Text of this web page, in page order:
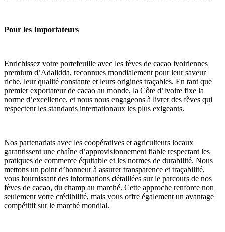
Pour les Importateurs
Enrichissez votre portefeuille avec les fèves de cacao ivoiriennes
premium d’Adalidda, reconnues mondialement pour leur saveur
riche, leur qualité constante et leurs origines traçables. En tant que
premier exportateur de cacao au monde, la Côte d’Ivoire fixe la
norme d’excellence, et nous nous engageons à livrer des fèves qui
respectent les standards internationaux les plus exigeants.
Nos partenariats avec les coopératives et agriculteurs locaux
garantissent une chaîne d’approvisionnement fiable respectant les
pratiques de commerce équitable et les normes de durabilité. Nous
mettons un point d’honneur à assurer transparence et traçabilité,
vous fournissant des informations détaillées sur le parcours de nos
fèves de cacao, du champ au marché. Cette approche renforce non
seulement votre crédibilité, mais vous offre également un avantage
compétitif sur le marché mondial.